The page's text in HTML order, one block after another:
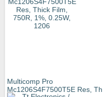
Multicomp Pro
Mc1206S4F7500T5E Res, Th